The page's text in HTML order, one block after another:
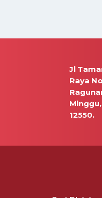
Jl
Raya
12550.